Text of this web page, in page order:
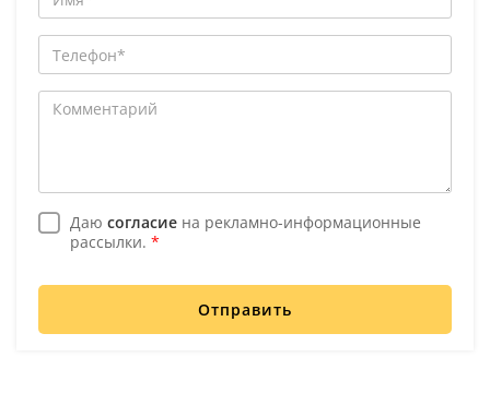
Даю согласие на рекламно-информационные
рассылки. *
Отправить